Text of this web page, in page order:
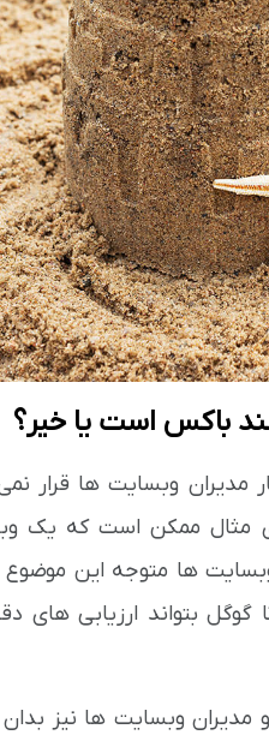
باکس است یا خیر؟
مدیران وبسایت ها قرار
مثال ممکن است که یک
وبسایت ها متوجه این
بتواند ارزیابی
وبسایت ها نیز